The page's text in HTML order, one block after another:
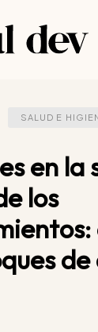
SALUD E
en la
los